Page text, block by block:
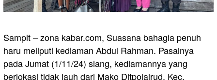
Sampit – zona kabar.com, Suasana bahagia penuh
haru meliputi kediaman Abdul Rahman. Pasalnya
pada Jumat (1/11/24) siang, kediamannya yang
berlokasi tidak jauh dari Mako Ditpolairud, Kec.